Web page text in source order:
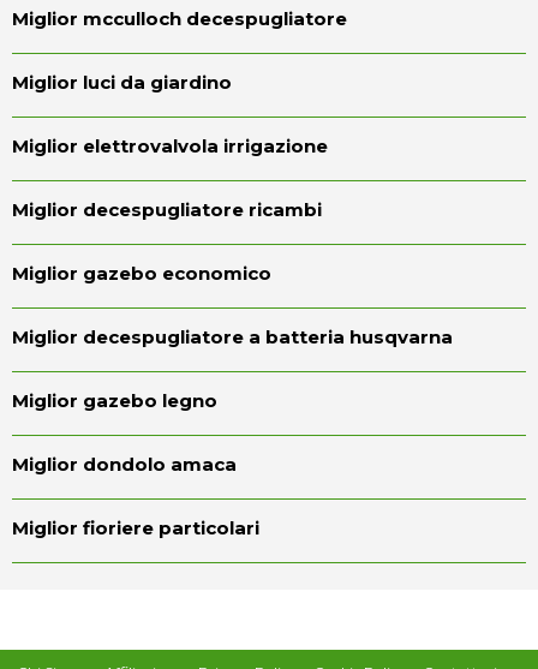
Miglior mcculloch decespugliatore
Miglior luci da giardino
Miglior elettrovalvola irrigazione
Miglior decespugliatore ricambi
Miglior gazebo economico
Miglior decespugliatore a batteria husqvarna
Miglior gazebo legno
Miglior dondolo amaca
Miglior fioriere particolari